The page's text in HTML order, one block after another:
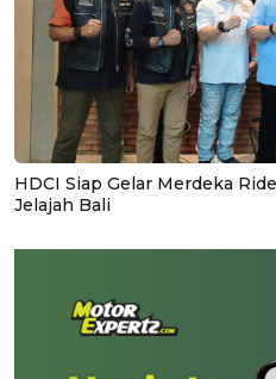
HDCI Siap Gelar Merdeka
Jelajah Bali